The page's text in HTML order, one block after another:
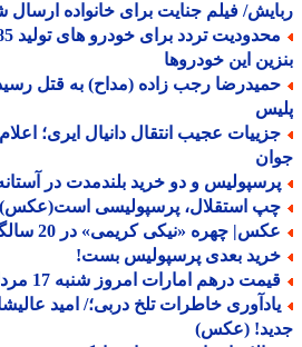
فیلم جنایت برای خانواده ارسال شد
این خودروها
رجب زاده (مداح) به قتل رسید ؛
عجیب انتقال دانیال ایری؛ اعلام
و دو خرید بلندمدت در آستانه
استقلال، پرسپولیسی است(عکس) |
چهره «نیکی کریمی» در 20 سالگی در سال 1370
بعدی پرسپولیس بست!
درهم امارات امروز شنبه 17 مرداد 1405
خاطرات تلخ دربی؛/ امید عالیشاه
(عکس)